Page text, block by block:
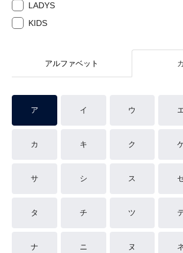
LADYS
KIDS
アルファベット
ア イ ウ
カ キ ク
サ シ ス
タ チ ツ
ナ ニ ヌ